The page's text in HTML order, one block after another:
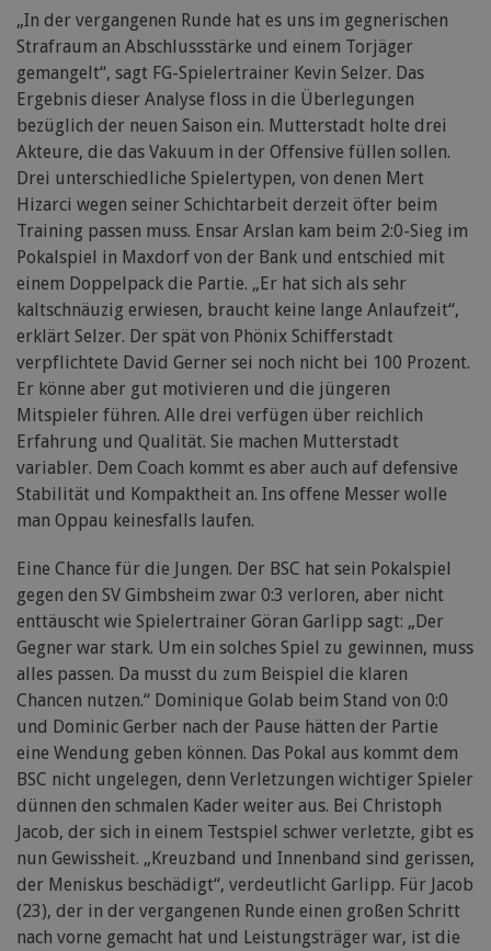
„In der vergangenen Runde hat es uns im gegnerischen
Strafraum an Abschlussstärke und einem Torjäger
gemangelt“, sagt FG-Spielertrainer Kevin Selzer. Das
Ergebnis dieser Analyse floss in die Überlegungen
bezüglich der neuen Saison ein. Mutterstadt holte drei
Akteure, die das Vakuum in der Offensive füllen sollen.
Drei unterschiedliche Spielertypen, von denen Mert
Hizarci wegen seiner Schichtarbeit derzeit öfter beim
Training passen muss. Ensar Arslan kam beim 2:0-Sieg im
Pokalspiel in Maxdorf von der Bank und entschied mit
einem Doppelpack die Partie. „Er hat sich als sehr
kaltschnäuzig erwiesen, braucht keine lange Anlaufzeit“,
erklärt Selzer. Der spät von Phönix Schifferstadt
verpflichtete David Gerner sei noch nicht bei 100 Prozent.
Er könne aber gut motivieren und die jüngeren
Mitspieler führen. Alle drei verfügen über reichlich
Erfahrung und Qualität. Sie machen Mutterstadt
variabler. Dem Coach kommt es aber auch auf defensive
Stabilität und Kompaktheit an. Ins offene Messer wolle
man Oppau keinesfalls laufen.
Eine Chance für die Jungen. Der BSC hat sein Pokalspiel
gegen den SV Gimbsheim zwar 0:3 verloren, aber nicht
enttäuscht wie Spielertrainer Göran Garlipp sagt: „Der
Gegner war stark. Um ein solches Spiel zu gewinnen, muss
alles passen. Da musst du zum Beispiel die klaren
Chancen nutzen.“ Dominique Golab beim Stand von 0:0
und Dominic Gerber nach der Pause hätten der Partie
eine Wendung geben können. Das Pokal aus kommt dem
BSC nicht ungelegen, denn Verletzungen wichtiger Spieler
dünnen den schmalen Kader weiter aus. Bei Christoph
Jacob, der sich in einem Testspiel schwer verletzte, gibt es
nun Gewissheit. „Kreuzband und Innenband sind gerissen,
der Meniskus beschädigt“, verdeutlicht Garlipp. Für Jacob
(23), der in der vergangenen Runde einen großen Schritt
nach vorne gemacht hat und Leistungsträger war, ist die